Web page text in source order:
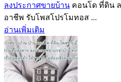
ลงประกาศขายบ้าน คอนโด ที่ดิน ล
อาชีพ รับโพสโปรโมทอส ...
อ่านเพิ่มเติม